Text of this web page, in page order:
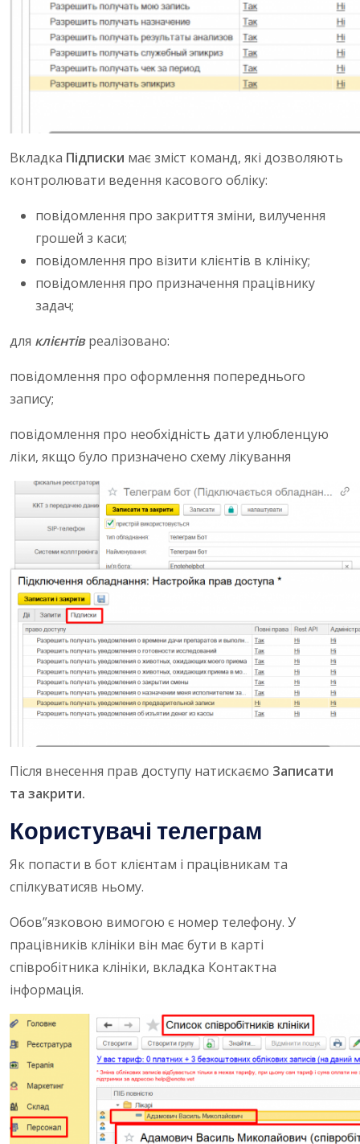
Вкладка Підписки має зміст команд, які дозволяють
контролювати ведення касового обліку:
повідомлення про закриття зміни, вилучення
грошей з каси;
повідомлення про візити клієнтів в клініку;
повідомлення про призначення працівнику
задач;
для клієнтівреалізовано:
повідомлення про оформлення попереднього
запису;
повідомлення про необхідність дати улюбленцую
ліки, якщо було призначено схему лікування
Після внесення прав доступу натискаємо Записати
та закрити.
Користувачі телеграм
Як попасти в бот клієнтам і працівникам та
спілкуватисяв ньому.
Обов”язковою вимогою є номер телефону. У
працівників клініки він має бути в карті
співробітника клініки, вкладка Контактна
інформація.